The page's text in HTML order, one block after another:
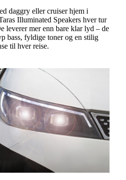
daggry eller cruiser hjem i
Illuminated Speakers hver tur
leverer mer enn bare klar lyd – de
bass, fyldige toner og en stilig
til hver reise.